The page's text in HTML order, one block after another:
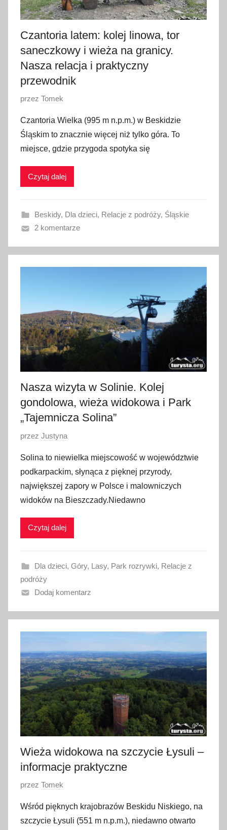
0
2
5
Czantoria latem: kolej linowa, tor
saneczkowy i wieża na granicy.
Nasza relacja i praktyczny
przewodnik
O
u
b
l
i
a
n
2
9
c
a
2
5
przez Tomek
Czantoria Wielka (995 m n.p.m.) w Beskidzie
Śląskim to znacznie więcej niż tylko góra. To
miejsce, gdzie przygoda spotyka się
Czytaj dalej
Beskidy, Dla dzieci, Relacje z podróży, Śląskie
2 komentarze
Nasza wizyta w Solinie. Kolej
gondolowa, wieża widokowa i Park
„Tajemnicza Solina”
O
u
b
l
i
w
n
o
3
p
a
d
z
i
e
r
n
i
k
a
0
2
4
przez Justyna
Solina to niewielka miejscowość w województwie
podkarpackim, słynąca z pięknej przyrody,
największej zapory w Polsce i malowniczych
widoków na Bieszczady.Niedawno
Czytaj dalej
Dla dzieci, Góry, Lasy, Park rozrywki, Relacje z
podróży
Dodaj komentarz
Wieża widokowa na szczycie Łysuli –
informacje praktyczne
O
u
b
przez Tomek
Wśród pięknych krajobrazów Beskidu Niskiego, na
szczycie Łysuli (551 m n.p.m.), niedawno otwarto